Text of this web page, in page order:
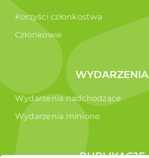
Korzyści członkostwa
Członkowie
WYDARZENIA
Wydarzenia nadchodzące
Wydarzenia minione